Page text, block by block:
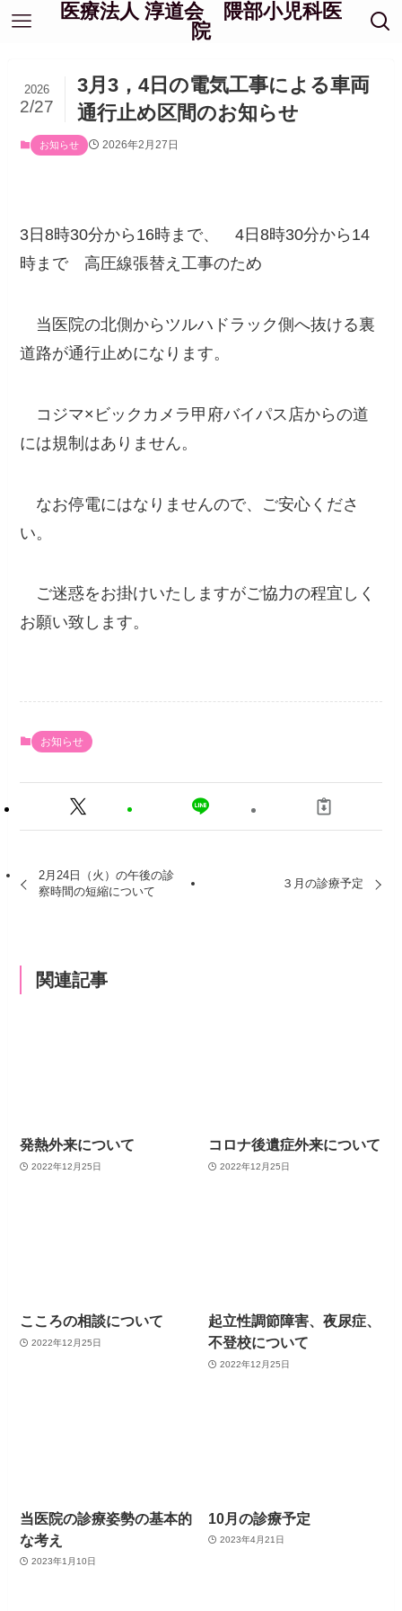
医療法人 淳道会 隈部小児科医
院
3月3，4日の電気工事による車両
通行止め区間のお知らせ
2026
2/27
お知らせ 2026年2月27日
3日8時30分から16時まで、 4日8時30分から14
時まで 高圧線張替え工事のため
当医院の北側からツルハドラック側へ抜ける裏
道路が通行止めになります。
コジマ×ビックカメラ甲府バイパス店からの道
には規制はありません。
なお停電にはなりませんので、ご安心くださ
い。
ご迷惑をお掛けいたしますがご協力の程宜しく
お願い致します。
お知らせ
2月24日（火）の午後の診
察時間の短縮について
３月の診療予定
関連記事
発熱外来について
2022年12月25日
コロナ後遺症外来について
2022年12月25日
こころの相談について
2022年12月25日
起立性調節障害、夜尿症、
不登校について
2022年12月25日
当医院の診療姿勢の基本的
な考え
2023年1月10日
10月の診療予定
2023年4月21日